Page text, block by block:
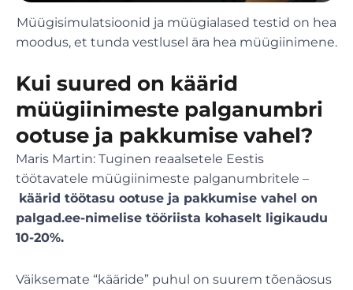
Müügisimulatsioonid ja müügialased testid on hea
moodus, et tunda vestlusel ära hea müügiinimene.
Kui suured on käärid
müügiinimeste palganumbri
ootuse ja pakkumise vahel?
Maris Martin: Tuginen reaalsetele Eestis
töötavatele müügiinimeste palganumbritele –
käärid töötasu ootuse ja pakkumise vahel on
palgad.ee-nimelise tööriista kohaselt ligikaudu
10-20%.
Väiksemate “kääride” puhul on suurem tõenäosus